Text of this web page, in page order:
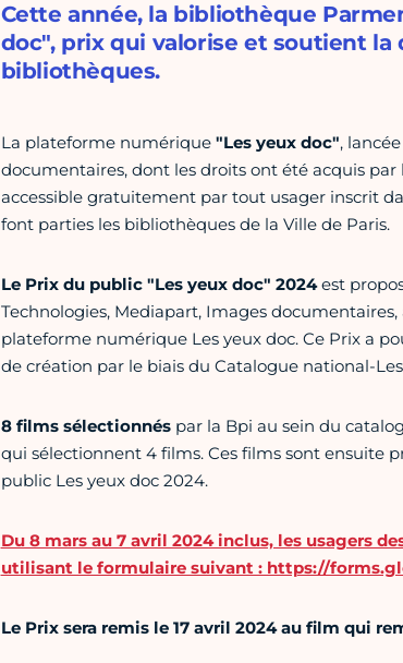
Cette année, la bibliothèque
doc", prix qui valorise et soutient
bibliothèques.
La plateforme numérique "Les yeux doc",
documentaires, dont les droits ont été acquis
accessible gratuitement par tout usager inscrit
font parties les bibliothèques de la Ville de Paris.
Le Prix du public "Les yeux doc" 2024est
Technologies, Mediapart, Images
plateforme numérique Les yeux doc. Ce Prix a
de création par le biais du Catalogue national-
8 films sélectionnéspar la Bpi au sein du
qui sélectionnent 4 films. Ces films sont ensuite
public Les yeux doc 2024.
Du 8 mars au 7 avril 2024 inclus, les usagers
utilisant le formulaire suivant : https://
Le Prix sera remis le 17 avril 2024 au film qui